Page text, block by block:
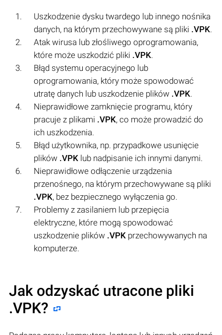
Uszkodzenie dysku twardego lub innego nośnika
danych, na którym przechowywane są pliki .VPK.
Atak wirusa lub złośliwego oprogramowania,
które może uszkodzić pliki .VPK.
Błąd systemu operacyjnego lub
oprogramowania, który może spowodować
utratę danych lub uszkodzenie plików .VPK.
Nieprawidłowe zamknięcie programu, który
pracuje z plikami .VPK, co może prowadzić do
ich uszkodzenia.
Błąd użytkownika, np. przypadkowe usunięcie
plików .VPK lub nadpisanie ich innymi danymi.
Nieprawidłowe odłączenie urządzenia
przenośnego, na którym przechowywane są pliki
.VPK, bez bezpiecznego wyłączenia go.
Problemy z zasilaniem lub przepięcia
elektryczne, które mogą spowodować
uszkodzenie plików .VPK przechowywanych na
komputerze.
Jak odzyskać utracone pliki
.VPK?